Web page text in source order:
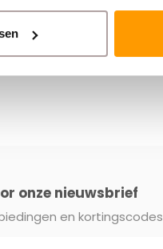
onze nieuwsbrief
en kortingscodes